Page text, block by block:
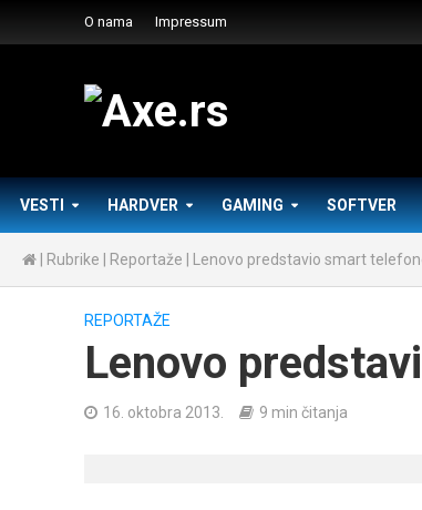
O nama Impressum
VESTI HARDVER GAMING SOFTVER
Rubrike Reportaže Lenovo predstavio smart
REPORTAŽE
Lenovo
16. oktobra 2013. 9 min čitanja